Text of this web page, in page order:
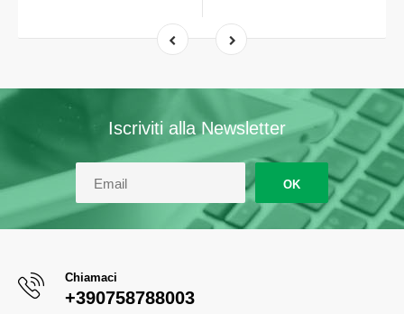
Iscriviti alla Newsletter
OK
Chiamaci
+390758788003